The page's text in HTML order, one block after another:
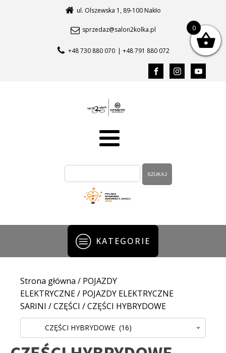
ul. Olszewska 1, 89-100 Nakło
sprzedaz@salon2kolka.pl
+48 730 880 070 | +48 791 880 072
KATEGORIE
Strona główna / POJAZDY
ELEKTRYCZNE/ POJAZDY ELEKTRYCZNE
SARINI /CZĘŚCI / CZĘŚCI HYBRYDOWE
CZĘŚCI HYBRYDOWE (16)
0